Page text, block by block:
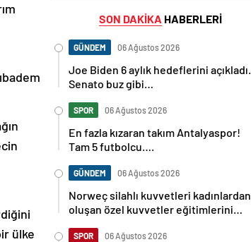
ülke
SON DAKİKA HABERLERİ
GÜNDEM 06 Ağustos 2026
Joe Biden 6 aylık hedeflerini açıkladı.
Senato buz gibi…
SPOR 06 Ağustos 2026
En fazla kızaran takım Antalyaspor!
Tam 5 futbolcu….
GÜNDEM 06 Ağustos 2026
Norweç silahlı kuvvetleri kadınlardan
oluşan özel kuvvetler eğitimlerini
SPOR 06 Ağustos 2026